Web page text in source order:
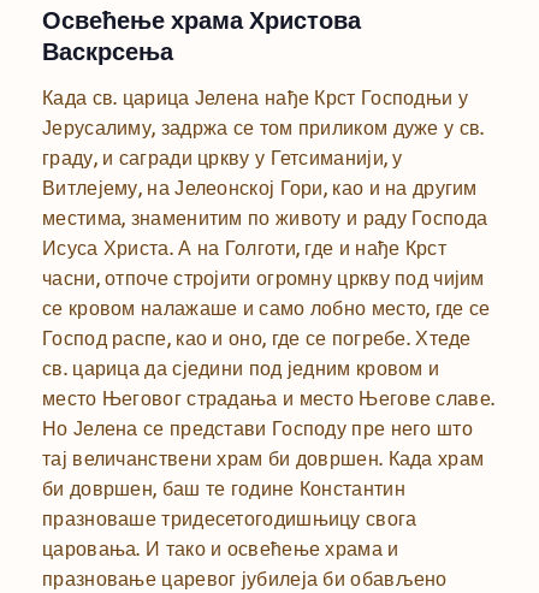
Освећење храма Христова
Васкрсења
Када св. царица Јелена нађе Крст Господњи у
Јерусалиму, задржа се том приликом дуже у св.
граду, и сагради цркву у Гетсиманији, у
Витлејему, на Јелеонској Гори, као и на другим
местима, знаменитим по животу и раду Господа
Исуса Христа. А на Голготи, где и нађе Крст
часни, отпоче стројити огромну цркву под чијим
се кровом налажаше и само лобно место, где се
Господ распе, као и оно, где се погребе. Хтеде
св. царица да сједини под једним кровом и
место Његовог страдања и место Његове славе.
Но Јелена се представи Господу пре него што
тај величанствени храм би довршен. Када храм
би довршен, баш те године Константин
празноваше тридесетогодишњицу свога
царовања. И тако и освећење храма и
празновање царевог јубилеја би обављено